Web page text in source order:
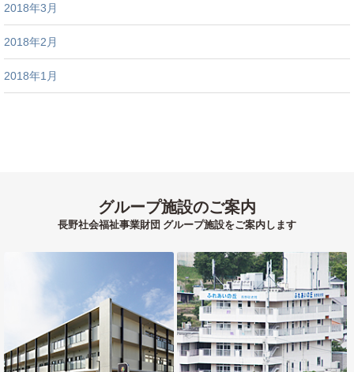
2018年3月
2018年2月
2018年1月
グループ施設のご案内
長野社会福祉事業財団 グループ施設をご案内します